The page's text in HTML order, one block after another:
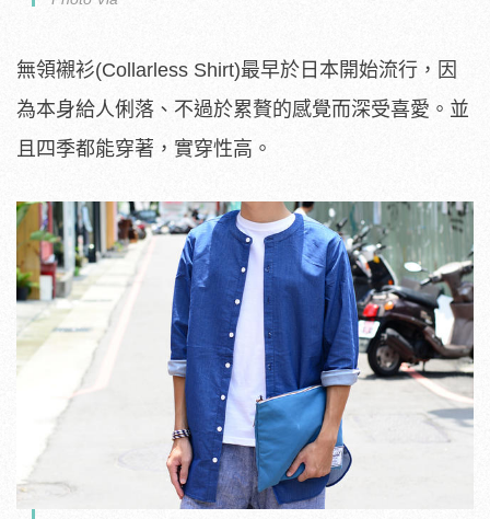
無領襯衫(Collarless Shirt)最早於日本開始流行，因
為本身給人俐落、不過於累贅的感覺而深受喜愛。並
且四季都能穿著，實穿性高。